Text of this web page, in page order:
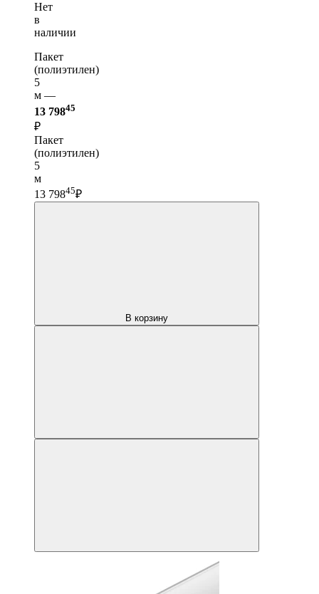
Нет
в
наличии
Пакет
(полиэтилен)
5
м —
13 79845
₽
Пакет
(полиэтилен)
5
м
13 79845₽
В корзину